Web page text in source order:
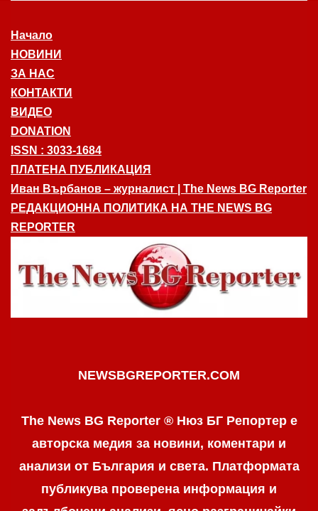
Начало
НОВИНИ
ЗА НАС
КОНТАКТИ
ВИДЕО
DONATION
ISSN : 3033-1684
ПЛАТЕНА ПУБЛИКАЦИЯ
Иван Върбанов – журналист | The News BG Reporter
РЕДАКЦИОННА ПОЛИТИКА НА THE NEWS BG
REPORTER
NEWSBGREPORTER.COM
The News BG Reporter ® Нюз БГ Репортер е
авторска медия за новини, коментари и
анализи от България и света. Платформата
публикува проверена информация и